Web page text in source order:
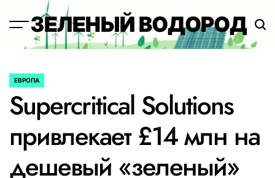
содержимому
ЗЕЛЕНЫЙ ВОДОРОД
ОПУБЛИКОВАНО
ЕВРОПА
Supercritical Solutions
привлекает £14 млн на
дешевый «зеленый»